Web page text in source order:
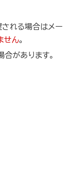
される場合はメー
せん。
があります。